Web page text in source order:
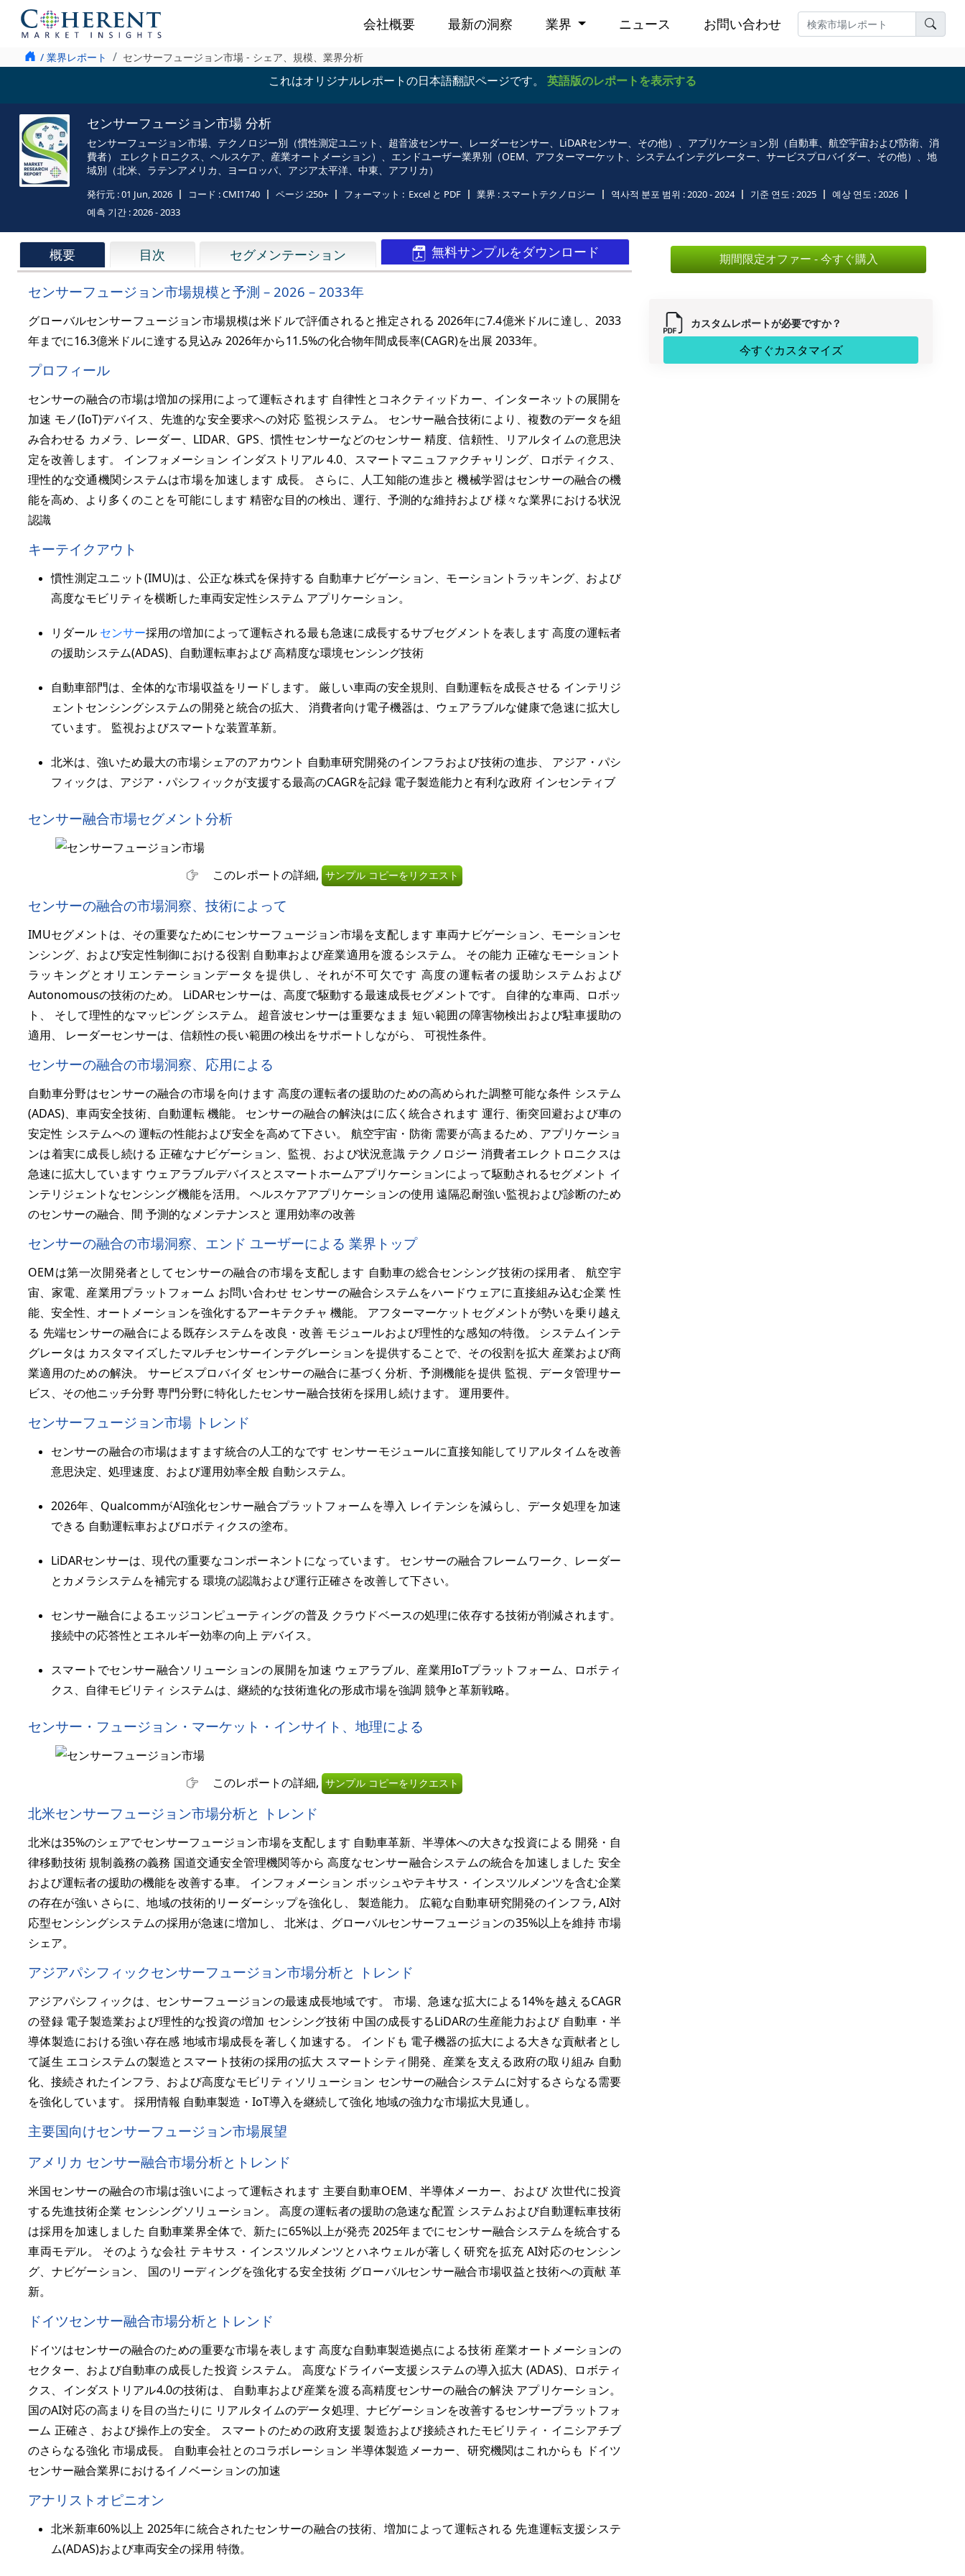
会社概要 最新の洞察 業界 ニュース お問い合わせ
/ 業界レポート センサーフュージョン市場 - シェア、規模、業界分析
これはオリジナルレポートの日本語翻訳ページです。 英語版のレポートを表示する
センサーフュージョン市場 分析
センサーフュージョン市場、テクノロジー別（慣性測定ユニット、超音波センサー、レーダーセンサー、LiDARセンサー、その他）、アプリケーション別（自動車、航空宇宙および防衛、消
費者） エレクトロニクス、ヘルスケア、産業オートメーション）、エンドユーザー業界別（OEM、アフターマーケット、システムインテグレーター、サービスプロバイダー、その他）、地
域別（北米、ラテンアメリカ、ヨーロッパ、アジア太平洋、中東、アフリカ）
発行元 :01 Jun, 2026 コード :CMI1740 ページ :250+ フォーマット : Excel と PDF 業界 : スマートテクノロジー 역사적 분포 범위 :2020 - 2024 기준 연도 :2025 예상 연도 :2026
예측 기간 :2026 - 2033
概要 目次 セグメンテーション 無料サンプルをダウンロード
センサーフュージョン市場規模と予測 – 2026 – 2033年
グローバルセンサーフュージョン市場規模は米ドルで評価されると推定される 2026年に7.4億米ドルに達し、2033
年までに16.3億米ドルに達する見込み 2026年から11.5%の化合物年間成長率(CAGR)を出展 2033年。
プロフィール
センサーの融合の市場は増加の採用によって運転されます 自律性とコネクティッドカー、インターネットの展開を
加速 モノ(IoT)デバイス、先進的な安全要求への対応 監視システム。 センサー融合技術により、複数のデータを組
み合わせる カメラ、レーダー、LIDAR、GPS、慣性センサーなどのセンサー 精度、信頼性、リアルタイムの意思決
定を改善します。 インフォメーション インダストリアル 4.0、スマートマニュファクチャリング、ロボティクス、
理性的な交通機関システムは市場を加速します 成長。 さらに、人工知能の進歩と 機械学習はセンサーの融合の機
能を高め、より多くのことを可能にします 精密な目的の検出、運行、予測的な維持および 様々な業界における状況
認識
キーテイクアウト
慣性測定ユニット(IMU)は、公正な株式を保持する 自動車ナビゲーション、モーショントラッキング、および
高度なモビリティを横断した車両安定性システム アプリケーション。
リダール センサー採用の増加によって運転される最も急速に成長するサブセグメントを表します 高度の運転者
の援助システム(ADAS)、自動運転車および 高精度な環境センシング技術
自動車部門は、全体的な市場収益をリードします。 厳しい車両の安全規則、自動運転を成長させる インテリジ
ェントセンシングシステムの開発と統合の拡大、 消費者向け電子機器は、ウェアラブルな健康で急速に拡大し
ています。 監視およびスマートな装置革新。
北米は、強いため最大の市場シェアのアカウント 自動車研究開発のインフラおよび技術の進歩、 アジア・パシ
フィックは、アジア・パシフィックが支援する最高のCAGRを記録 電子製造能力と有利な政府 インセンティブ
センサー融合市場セグメント分析
このレポートの詳細, サンプル コピーをリクエスト
センサーの融合の市場洞察、技術によって
IMUセグメントは、その重要なためにセンサーフュージョン市場を支配します 車両ナビゲーション、モーションセ
ンシング、および安定性制御における役割 自動車および産業適用を渡るシステム。 その能力 正確なモーショント
ラッキングとオリエンテーションデータを提供し、それが不可欠です 高度の運転者の援助システムおよび
Autonomousの技術のため。 LiDARセンサーは、高度で駆動する最速成長セグメントです。 自律的な車両、ロボッ
ト、 そして理性的なマッピング システム。 超音波センサーは重要なまま 短い範囲の障害物検出および駐車援助の
適用、 レーダーセンサーは、信頼性の長い範囲の検出をサポートしながら、 可視性条件。
センサーの融合の市場洞察、応用による
自動車分野はセンサーの融合の市場を向けます 高度の運転者の援助のための高められた調整可能な条件 システム
(ADAS)、車両安全技術、自動運転 機能。 センサーの融合の解決はに広く統合されます 運行、衝突回避および車の
安定性 システムへの 運転の性能および安全を高めて下さい。 航空宇宙・防衛 需要が高まるため、アプリケーショ
ンは着実に成長し続ける 正確なナビゲーション、監視、および状況意識 テクノロジー 消費者エレクトロニクスは
急速に拡大しています ウェアラブルデバイスとスマートホームアプリケーションによって駆動されるセグメント イ
ンテリジェントなセンシング機能を活用。 ヘルスケアアプリケーションの使用 遠隔忍耐強い監視および診断のため
のセンサーの融合、間 予測的なメンテナンスと 運用効率の改善
センサーの融合の市場洞察、エンド ユーザーによる 業界トップ
OEMは第一次開発者としてセンサーの融合の市場を支配します 自動車の総合センシング技術の採用者、 航空宇
宙、家電、産業用プラットフォーム お問い合わせ センサーの融合システムをハードウェアに直接組み込む企業 性
能、安全性、オートメーションを強化するアーキテクチャ 機能。 アフターマーケットセグメントが勢いを乗り越え
る 先端センサーの融合による既存システムを改良・改善 モジュールおよび理性的な感知の特徴。 システムインテ
グレータは カスタマイズしたマルチセンサーインテグレーションを提供することで、その役割を拡大 産業および商
業適用のための解決。 サービスプロバイダ センサーの融合に基づく分析、予測機能を提供 監視、データ管理サー
ビス、その他ニッチ分野 専門分野に特化したセンサー融合技術を採用し続けます。 運用要件。
センサーフュージョン市場 トレンド
センサーの融合の市場はますます統合の人工的なです センサーモジュールに直接知能してリアルタイムを改善
意思決定、処理速度、および運用効率全般 自動システム。
2026年、QualcommがAI強化センサー融合プラットフォームを導入 レイテンシを減らし、データ処理を加速
できる 自動運転車およびロボティクスの塗布。
LiDARセンサーは、現代の重要なコンポーネントになっています。 センサーの融合フレームワーク、レーダー
とカメラシステムを補完する 環境の認識および運行正確さを改善して下さい。
センサー融合によるエッジコンピューティングの普及 クラウドベースの処理に依存する技術が削減されます。
接続中の応答性とエネルギー効率の向上 デバイス。
スマートでセンサー融合ソリューションの展開を加速 ウェアラブル、産業用IoTプラットフォーム、ロボティ
クス、自律モビリティ システムは、継続的な技術進化の形成市場を強調 競争と革新戦略。
センサー・フュージョン・マーケット・インサイト、地理による
このレポートの詳細, サンプル コピーをリクエスト
北米センサーフュージョン市場分析と トレンド
北米は35%のシェアでセンサーフュージョン市場を支配します 自動車革新、半導体への大きな投資による 開発・自
律移動技術 規制義務の義務 国道交通安全管理機関等から 高度なセンサー融合システムの統合を加速しました 安全
および運転者の援助の機能を改善する車。 インフォメーション ボッシュやテキサス・インスツルメンツを含む企業
の存在が強い さらに、地域の技術的リーダーシップを強化し、 製造能力。 広範な自動車研究開発のインフラ, AI対
応型センシングシステムの採用が急速に増加し、 北米は、グローバルセンサーフュージョンの35%以上を維持 市場
シェア。
アジアパシフィックセンサーフュージョン市場分析と トレンド
アジアパシフィックは、センサーフュージョンの最速成長地域です。 市場、急速な拡大による14%を越えるCAGR
の登録 電子製造業および理性的な投資の増加 センシング技術 中国の成長するLiDARの生産能力および 自動車・半
導体製造における強い存在感 地域市場成長を著しく加速する。 インドも 電子機器の拡大による大きな貢献者とし
て誕生 エコシステムの製造とスマート技術の採用の拡大 スマートシティ開発、産業を支える政府の取り組み 自動
化、接続されたインフラ、および高度なモビリティソリューション センサーの融合システムに対するさらなる需要
を強化しています。 採用情報 自動車製造・IoT導入を継続して強化 地域の強力な市場拡大見通し。
主要国向けセンサーフュージョン市場展望
アメリカ センサー融合市場分析とトレンド
米国センサーの融合の市場は強いによって運転されます 主要自動車OEM、半導体メーカー、および 次世代に投資
する先進技術企業 センシングソリューション。 高度の運転者の援助の急速な配置 システムおよび自動運転車技術
は採用を加速しました 自動車業界全体で、新たに65%以上が発売 2025年までにセンサー融合システムを統合する
車両モデル。 そのような会社 テキサス・インスツルメンツとハネウェルが著しく研究を拡充 AI対応のセンシン
グ、ナビゲーション、 国のリーディングを強化する安全技術 グローバルセンサー融合市場収益と技術への貢献 革
新。
ドイツセンサー融合市場分析とトレンド
ドイツはセンサーの融合のための重要な市場を表します 高度な自動車製造拠点による技術 産業オートメーションの
セクター、および自動車の成長した投資 システム。 高度なドライバー支援システムの導入拡大 (ADAS)、ロボティ
クス、インダストリアル4.0の技術は、 自動車および産業を渡る高精度センサーの融合の解決 アプリケーション。
国のAI対応の高まりを目の当たりに リアルタイムのデータ処理、ナビゲーションを改善するセンサープラットフォ
ーム 正確さ、および操作上の安全。 スマートのための政府支援 製造および接続されたモビリティ・イニシアチブ
のさらなる強化 市場成長。 自動車会社とのコラボレーション 半導体製造メーカー、研究機関はこれからも ドイツ
センサー融合業界におけるイノベーションの加速
アナリストオピニオン
北米新車60%以上 2025年に統合されたセンサーの融合の技術、増加によって運転される 先進運転支援システ
ム(ADAS)および車両安全の採用 特徴。
期間限定オファー - 今すぐ購入
カスタムレポートが必要ですか？
今すぐカスタマイズ